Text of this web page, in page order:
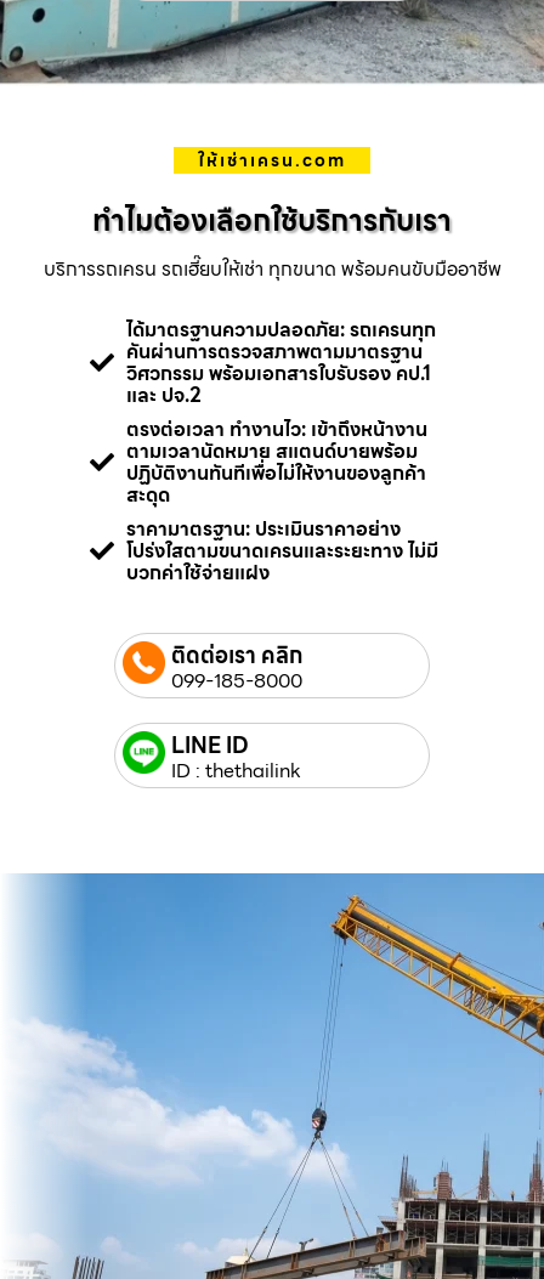
ให้เช่าเครน.com
ทำไมต้องเลือกใช้บริการกับเรา
บริการรถเครน รถเฮี๊ยบให้เช่า ทุกขนาด พร้อมคนขับมืออาชีพ
ได้มาตรฐานความปลอดภัย: รถเครนทุก
คันผ่านการตรวจสภาพตามมาตรฐาน
วิศวกรรม พร้อมเอกสารใบรับรอง คป.1
และ ปจ.2
ตรงต่อเวลา ทำงานไว: เข้าถึงหน้างาน
ตามเวลานัดหมาย สแตนด์บายพร้อม
ปฏิบัติงานทันทีเพื่อไม่ให้งานของลูกค้า
สะดุด
ราคามาตรฐาน: ประเมินราคาอย่าง
โปร่งใสตามขนาดเครนและระยะทาง ไม่มี
บวกค่าใช้จ่ายแฝง
ติดต่อเรา คลิก
099-185-8000
LINE ID
ID : thethailink